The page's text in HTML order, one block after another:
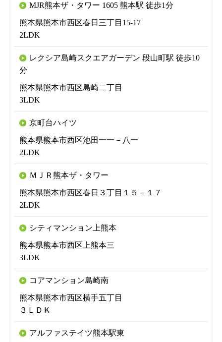
MJR熊本ザ・タワー 1605 熊本駅 徒歩1分
熊本県熊本市西区春日三丁目15-17
2LDK
レクシア島崎スクエアガーデン 段山町駅 徒歩10
分
熊本県熊本市西区島崎二丁目
3LDK
京町台ハイツ
熊本県熊本市西区池田一一－八一
2LDK
ＭＪＲ熊本ザ・タワー
熊本県熊本市西区春日３丁目１５－１７
2LDK
シティマンション上熊本
熊本県熊本市西区上熊本三
3LDK
コアマンション島崎南
熊本県熊本市西区横手五丁目
３ＬＤＫ
アルファステイツ熊本駅東